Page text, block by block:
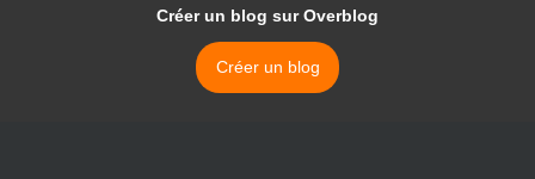
Créer un blog sur Overblog
Créer un blog